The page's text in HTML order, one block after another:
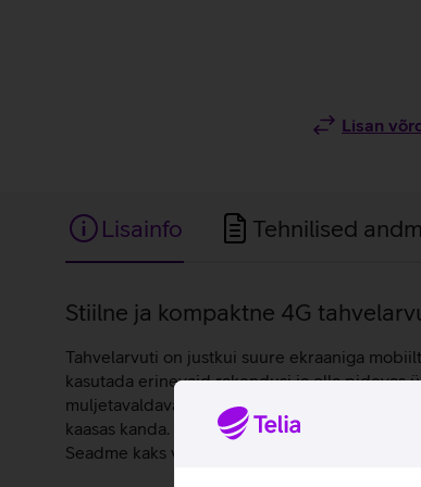
Lisan
Lisainfo Tehnilised
Lisainfo
Stiilne ja kompaktne 4G
Tahvelarvuti on justkui suure ekraaniga
kasutada erinevaid rakendusi ja olla pidevas
muljetavaldavat jõudlust, sobides ideaalselt
kaasas kanda. 4 GB põhi- ning 128 GB
Seadme kaks võimsat stereokõlarit pakuvad